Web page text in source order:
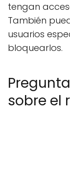
tengan
También
usuarios
bloquearlos.
sobre el